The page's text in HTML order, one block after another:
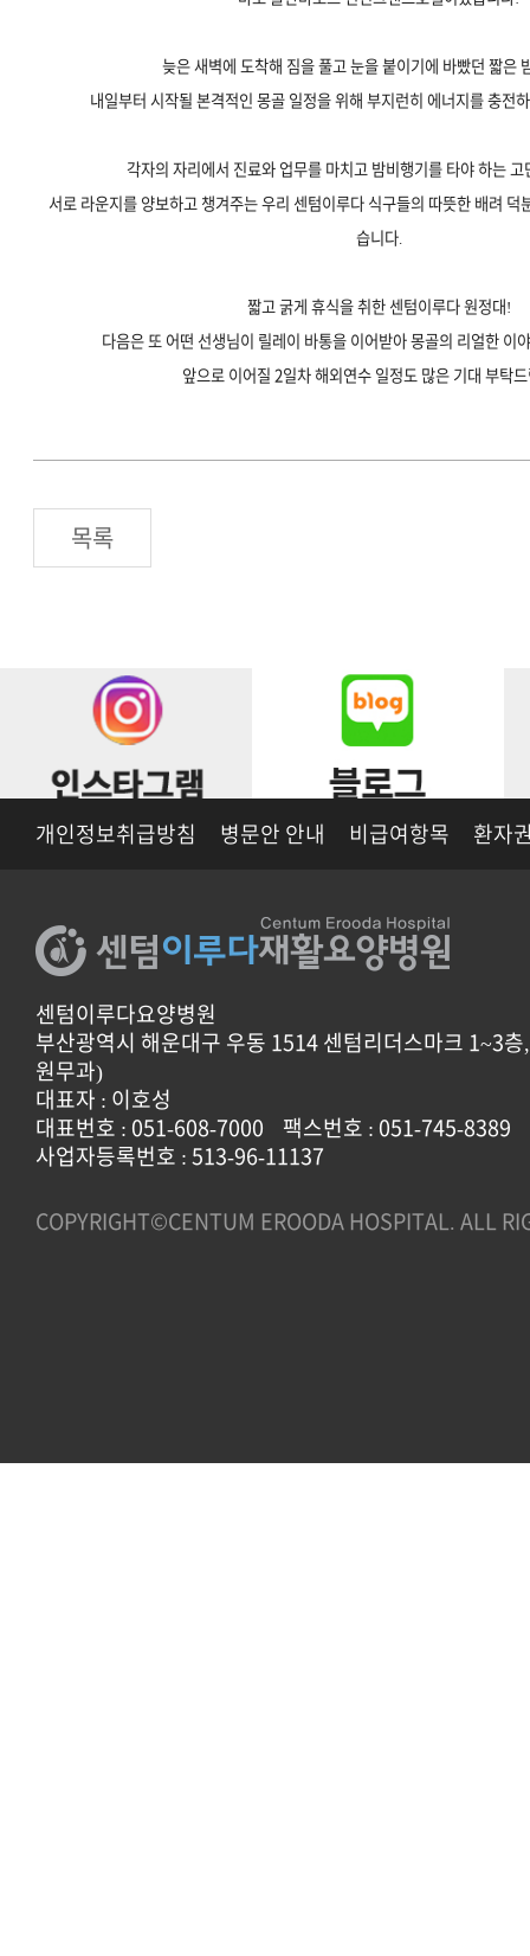
늦은 새벽에 도착해 짐을 풀고 눈을 붙이기에 바빴던 짧은
내일부터 시작될 본격적인 몽골 일정을 위해 부지런히 에너지를 충전
각자의 자리에서 진료와 업무를 마치고 밤비행기를 타야 하는 고
서로 라운지를 양보하고 챙겨주는 우리 센텀이루다 식구들의 따뜻한 배려 덕
습니다.
짧고 굵게 휴식을 취한 센텀이루다 원정대!
다음은 또 어떤 선생님이 릴레이 바통을 이어받아 몽골의 리얼한 이
앞으로 이어질 2일차 해외연수 일정도 많은 기대 부탁
목록
개인정보취급방침 병문안 안내 비급여항목 환자
센텀이루다요양병원
부산광역시 해운대구 우동 1514 센텀리더스마크 1~3
원무과)
대표자 : 이호성
대표번호 : 051-608-7000 팩스번호 : 051-745-8389
사업자등록번호 : 513-96-11137
COPYRIGHT©CENTUM EROODA HOSPITAL. ALL